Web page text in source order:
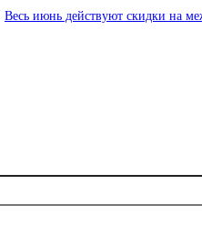
Весь июнь действуют скидки на